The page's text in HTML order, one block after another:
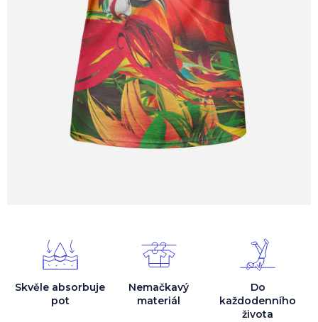
Skvěle absorbuje
pot
Nemačkavý
materiál
Do
každodenního
života